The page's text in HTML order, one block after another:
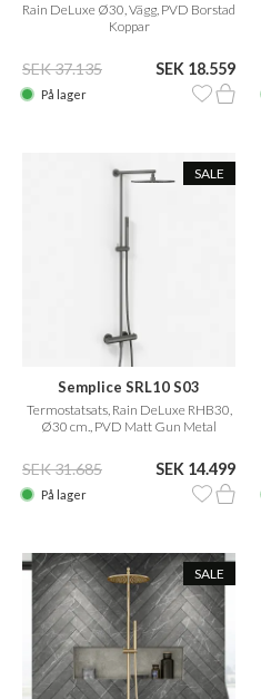
Rain DeLuxe Ø30, Vägg, PVD Borstad
Koppar
SEK 37.135 SEK 18.559
På lager
SALE
Semplice SRL10 S03
Termostatsats, Rain DeLuxe RHB30,
Ø30 cm., PVD Matt Gun Metal
SEK 31.685 SEK 14.499
På lager
SALE